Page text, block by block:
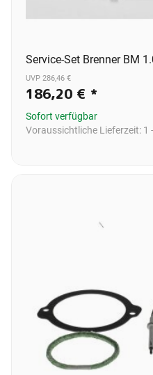
Service-Set Brenner BM
UVP 286,46 €
186,20 € *
Sofort verfügbar
Voraussichtliche Lieferzeit: 1